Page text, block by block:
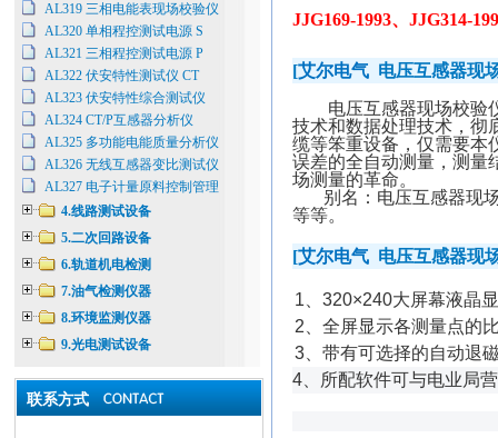
AL319 三相电能表现场校验仪
AL320 单相程控测试电源 S
AL321 三相程控测试电源 P
AL322 伏安特性测试仪 CT
AL323 伏安特性综合测试仪
AL324 CT/P互感器分析仪
AL325 多功能电能质量分析仪
AL326 无线互感器变比测试仪
AL327 电子计量原料控制管理
4.线路测试设备
5.二次回路设备
6.轨道机电检测
7.油气检测仪器
8.环境监测仪器
9.光电测试设备
联系方式
JJG169-1993、 JJG314-
[艾尔电气电压互感器现
电压互感器现场校验
技术和数据处理技术，彻
缆等笨重设备，仅需要本
误差的全自动测量，测量
场测量的革命。
别名：电压互感器现
等等。
[艾尔电气电压互感器现
1 320×240大屏幕液晶
2
全屏显示各测量点的
3、 带有可选择的自动退
4、所配软件可与电业局